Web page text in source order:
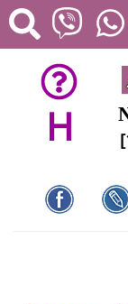
H